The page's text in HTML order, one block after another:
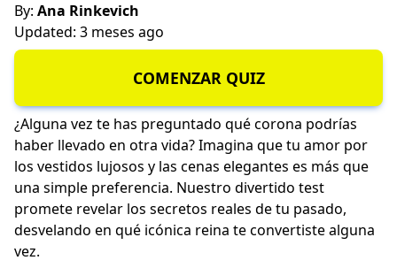
By: Ana Rinkevich
Updated: 3 meses ago
COMENZAR QUIZ
¿Alguna vez te has preguntado qué corona podrías
haber llevado en otra vida? Imagina que tu amor por
los vestidos lujosos y las cenas elegantes es más que
una simple preferencia. Nuestro divertido test
promete revelar los secretos reales de tu pasado,
desvelando en qué icónica reina te convertiste alguna
vez.